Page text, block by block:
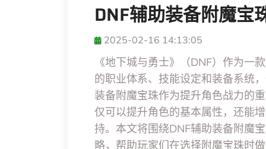
DNF辅助装备附魔宝
2025-02-16 14:13:05
《地下城与勇士》（DNF）作为一
的职业体系、技能设定和装备系统
装备附魔宝珠作为提升角色战力的
仅可以提升角色的基本属性，还能
持。本文将围绕DNF辅助装备附魔
略，帮助玩家们在选择附魔宝珠时